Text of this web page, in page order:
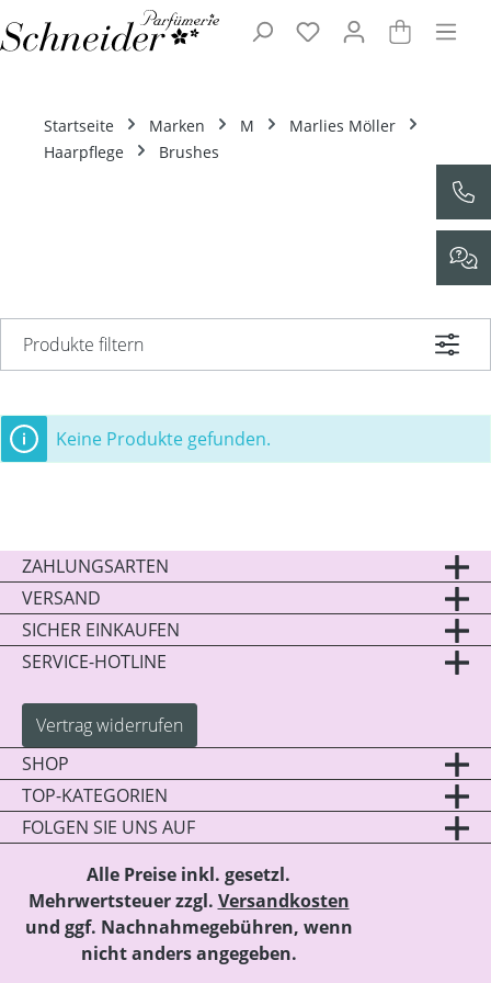
Zum Hauptinhalt springen
Startseite Marken M
Marlies Möller
Haarpflege
Brushes
Produkte filtern
Keine Produkte gefunden.
ZAHLUNGSARTEN
VERSAND
SICHER EINKAUFEN
SERVICE-HOTLINE
Vertrag widerrufen
SHOP
TOP-KATEGORIEN
FOLGEN SIE UNS AUF
Alle Preise inkl. gesetzl.
Mehrwertsteuer zzgl. Versandkosten
und ggf. Nachnahmegebühren, wenn
nicht anders angegeben.